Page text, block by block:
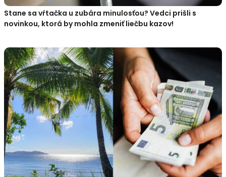
Stane sa vŕtačka u zubára minulosťou? Vedci prišli s
novinkou, ktorá by mohla zmeniť liečbu kazov!